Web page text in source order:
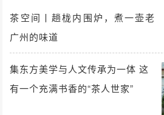
茶空间丨趟栊内围炉，煮一壶老
广州的味道
集东方美学与人文传承为一体 这
有一个充满书香的“茶人世家”